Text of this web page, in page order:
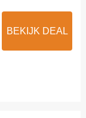
BEKIJK DEAL